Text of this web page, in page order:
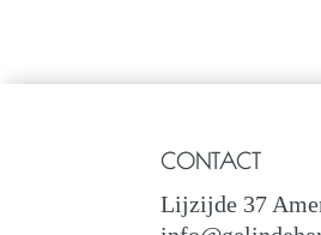
CONTACT
Lijzijde 37